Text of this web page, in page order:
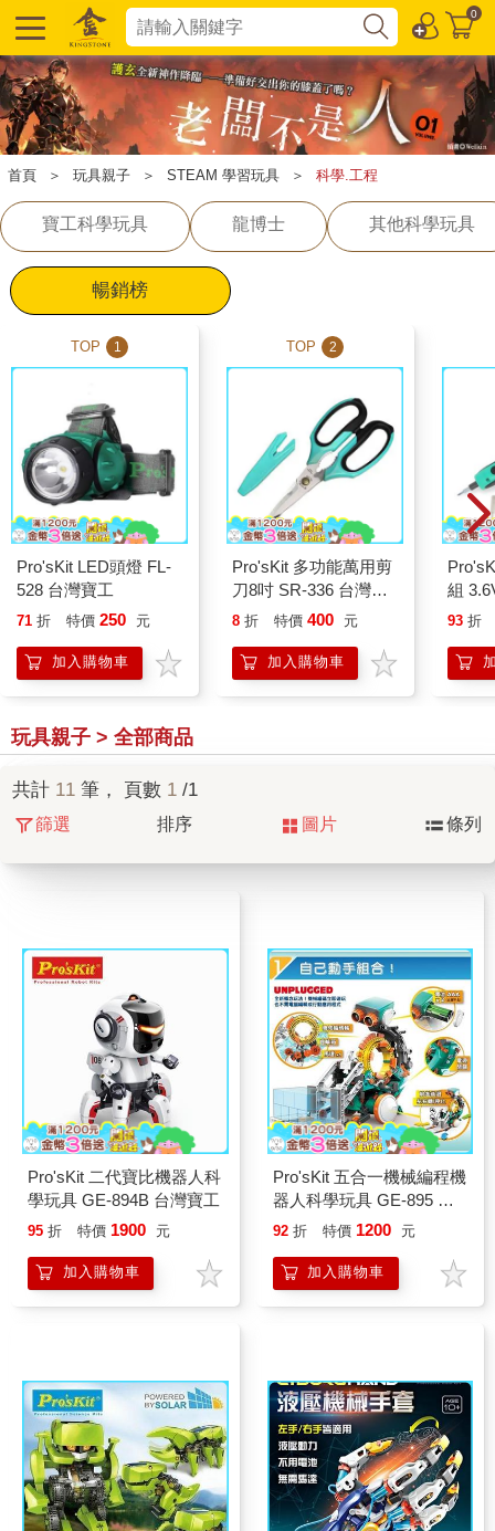
0
首頁 ＞ 玩具親子 ＞ STEAM 學習玩具 ＞ 科學.工程
寶工科學玩具 龍博士 其他科學玩具
暢銷榜
TOP 1
Pro'sKit LED頭燈 FL-
528 台灣寶工
71 折 特價 250 元
加入購物車
TOP 2
Pro'sKit 多功能萬用剪
刀8吋 SR-336 台灣寶
工
8 折 特價 400 元
加入購物車
組
寶工
93 折
玩具親子 > 全部商品
共計 11 筆， 頁數 1 /1
篩選 排序 圖片 條列
Pro'sKit 二代寶比機器人科
學玩具 GE-894B 台灣寶工
95 折 特價 1900 元
加入購物車
Pro'sKit 五合一機械編程機
器人科學玩具 GE-895 台
灣寶工
92 折 特價 1200 元
加入購物車